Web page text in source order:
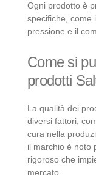
Ogni prodotto è
specifiche, come
pressione e il
Come si
prodotti
La qualità dei
diversi fattori,
cura nella
il marchio è noto
rigoroso che
mercato.